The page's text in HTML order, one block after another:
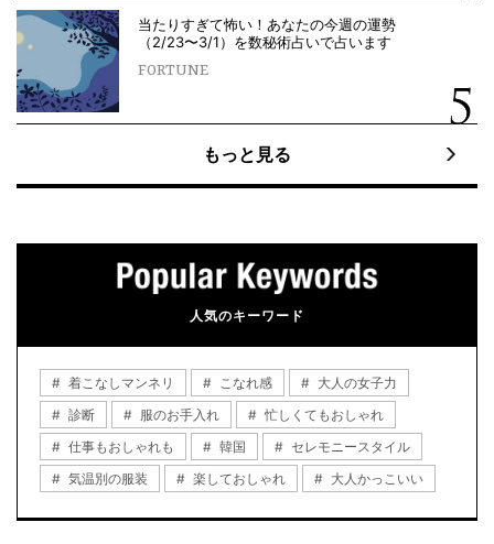
当たりすぎて怖い！あなたの今週の運勢
（2/23〜3/1）を数秘術占いで占います
FORTUNE
もっと見る
人気のキーワード
着こなしマンネリ こなれ感
大人の女子力
診断
服のお手入れ
忙しくてもおしゃれ
仕事もおしゃれも
韓国
セレモニースタイル
気温別の服装
楽しておしゃれ 大人かっこいい